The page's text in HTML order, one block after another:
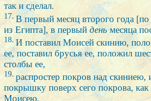
так и сделал.
17. В первый месяц второго года
из Египта], в первый деньмесяца
18. И поставил Моисей скинию,
ее, поставил брусья ее, положил
столбы ее,
19.распростер покров над скиниею,
покрышку поверх сего покрова, как
Моисею.